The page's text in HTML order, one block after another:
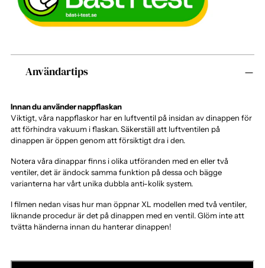
produkten
Användartips
Innan du använder nappflaskan
Viktigt, våra nappflaskor har en luftventil på insidan av dinappen för
att förhindra vakuum i flaskan. Säkerställ att luftventilen på
dinappen är öppen genom att försiktigt dra i den.
Notera våra dinappar finns i olika utföranden med en eller två
ventiler, det är ändock samma funktion på dessa och bägge
varianterna har vårt unika dubbla anti-kolik system.
I filmen nedan visas hur man öppnar XL modellen med två ventiler,
liknande procedur är det på dinappen med en ventil. Glöm inte att
tvätta händerna innan du hanterar dinappen!